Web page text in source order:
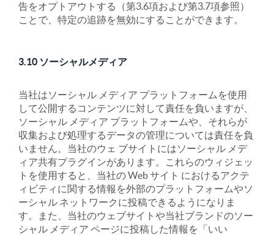
告をオプトアウトする（第3.6項および第3.7項参照）
ことで、特定の追跡を無効にすることができます。
3.10 ソーシャルメディア
当社はソーシャル メディア プラットフォームを使用
して公開するコンテンツに対して責任を負いますが、
ソーシャル メディア プラットフォームや、それらが
収集および処理するデータの管理については責任を負
いません。当社のウェ ブサイトにはソーシャル メデ
ィア共有プラグインがあります。これらのウィジェッ
トを使用すると、当社の Web サイト におけるアクテ
ィビティに関する情報を外部のプラットフォームやソ
ーシャル ネットワークに投稿できるようになりま
す。また、当社のウェブサイトや当社ブランドのソー
シャル メディア ページに投稿した情報を「いい